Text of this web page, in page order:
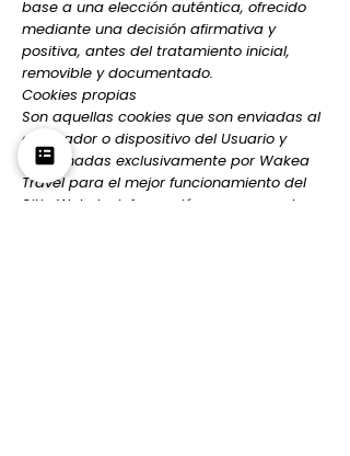
base a una elección auténtica, ofrecido
mediante una decisión afirmativa y
positiva, antes del tratamiento inicial,
removible y documentado.
Cookies propias
Son aquellas cookies que son enviadas al
ordenador o dispositivo del Usuario y
gestionadas exclusivamente por Wakea
Travel para el mejor funcionamiento del
Sitio Web. La información que se recaba